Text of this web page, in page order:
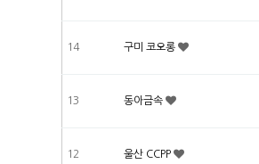
14 구미 코오롱
13 동아금속
12 울산 CCPP